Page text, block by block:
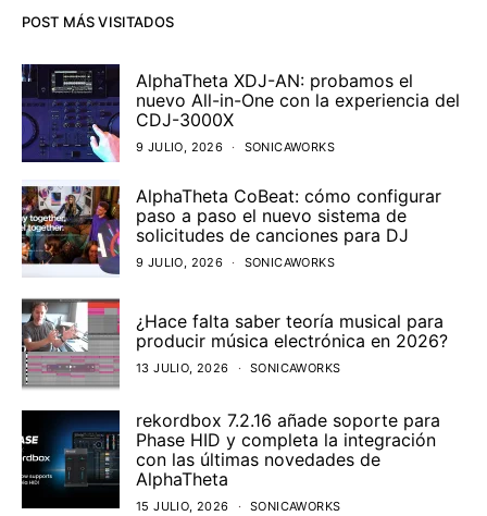
POST MÁS VISITADOS
AlphaTheta XDJ-AN: probamos el
nuevo All-in-One con la experiencia del
CDJ-3000X
9 JULIO, 2026 SONICAWORKS
AlphaTheta CoBeat: cómo configurar
paso a paso el nuevo sistema de
solicitudes de canciones para DJ
9 JULIO, 2026 SONICAWORKS
¿Hace falta saber teoría musical para
producir música electrónica en 2026?
13 JULIO, 2026 SONICAWORKS
rekordbox 7.2.16 añade soporte para
Phase HID y completa la integración
con las últimas novedades de
AlphaTheta
15 JULIO, 2026 SONICAWORKS